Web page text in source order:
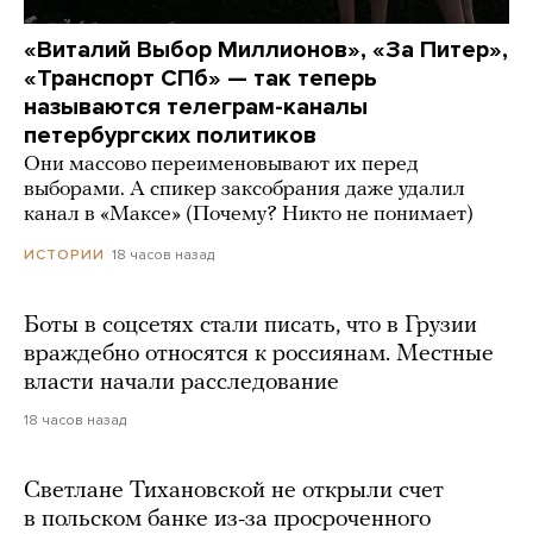
«Виталий Выбор Миллионов», «За Питер»,
«Транспорт СПб» — так теперь
называются телеграм-каналы
петербургских политиков
Они массово переименовывают их перед
выборами. А спикер заксобрания даже удалил
канал в «Максе» (Почему? Никто не понимает)
ИСТОРИИ 18 часов назад
Боты в соцсетях стали писать, что в Грузии
враждебно относятся к россиянам. Местные
власти начали расследование
18 часов назад
Светлане Тихановской не открыли счет
в польском банке из-за просроченного